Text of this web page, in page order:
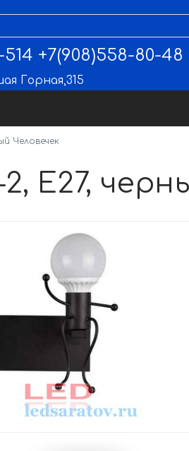
+7(908)558-80-48
Горная,315
Человечек
Е27,